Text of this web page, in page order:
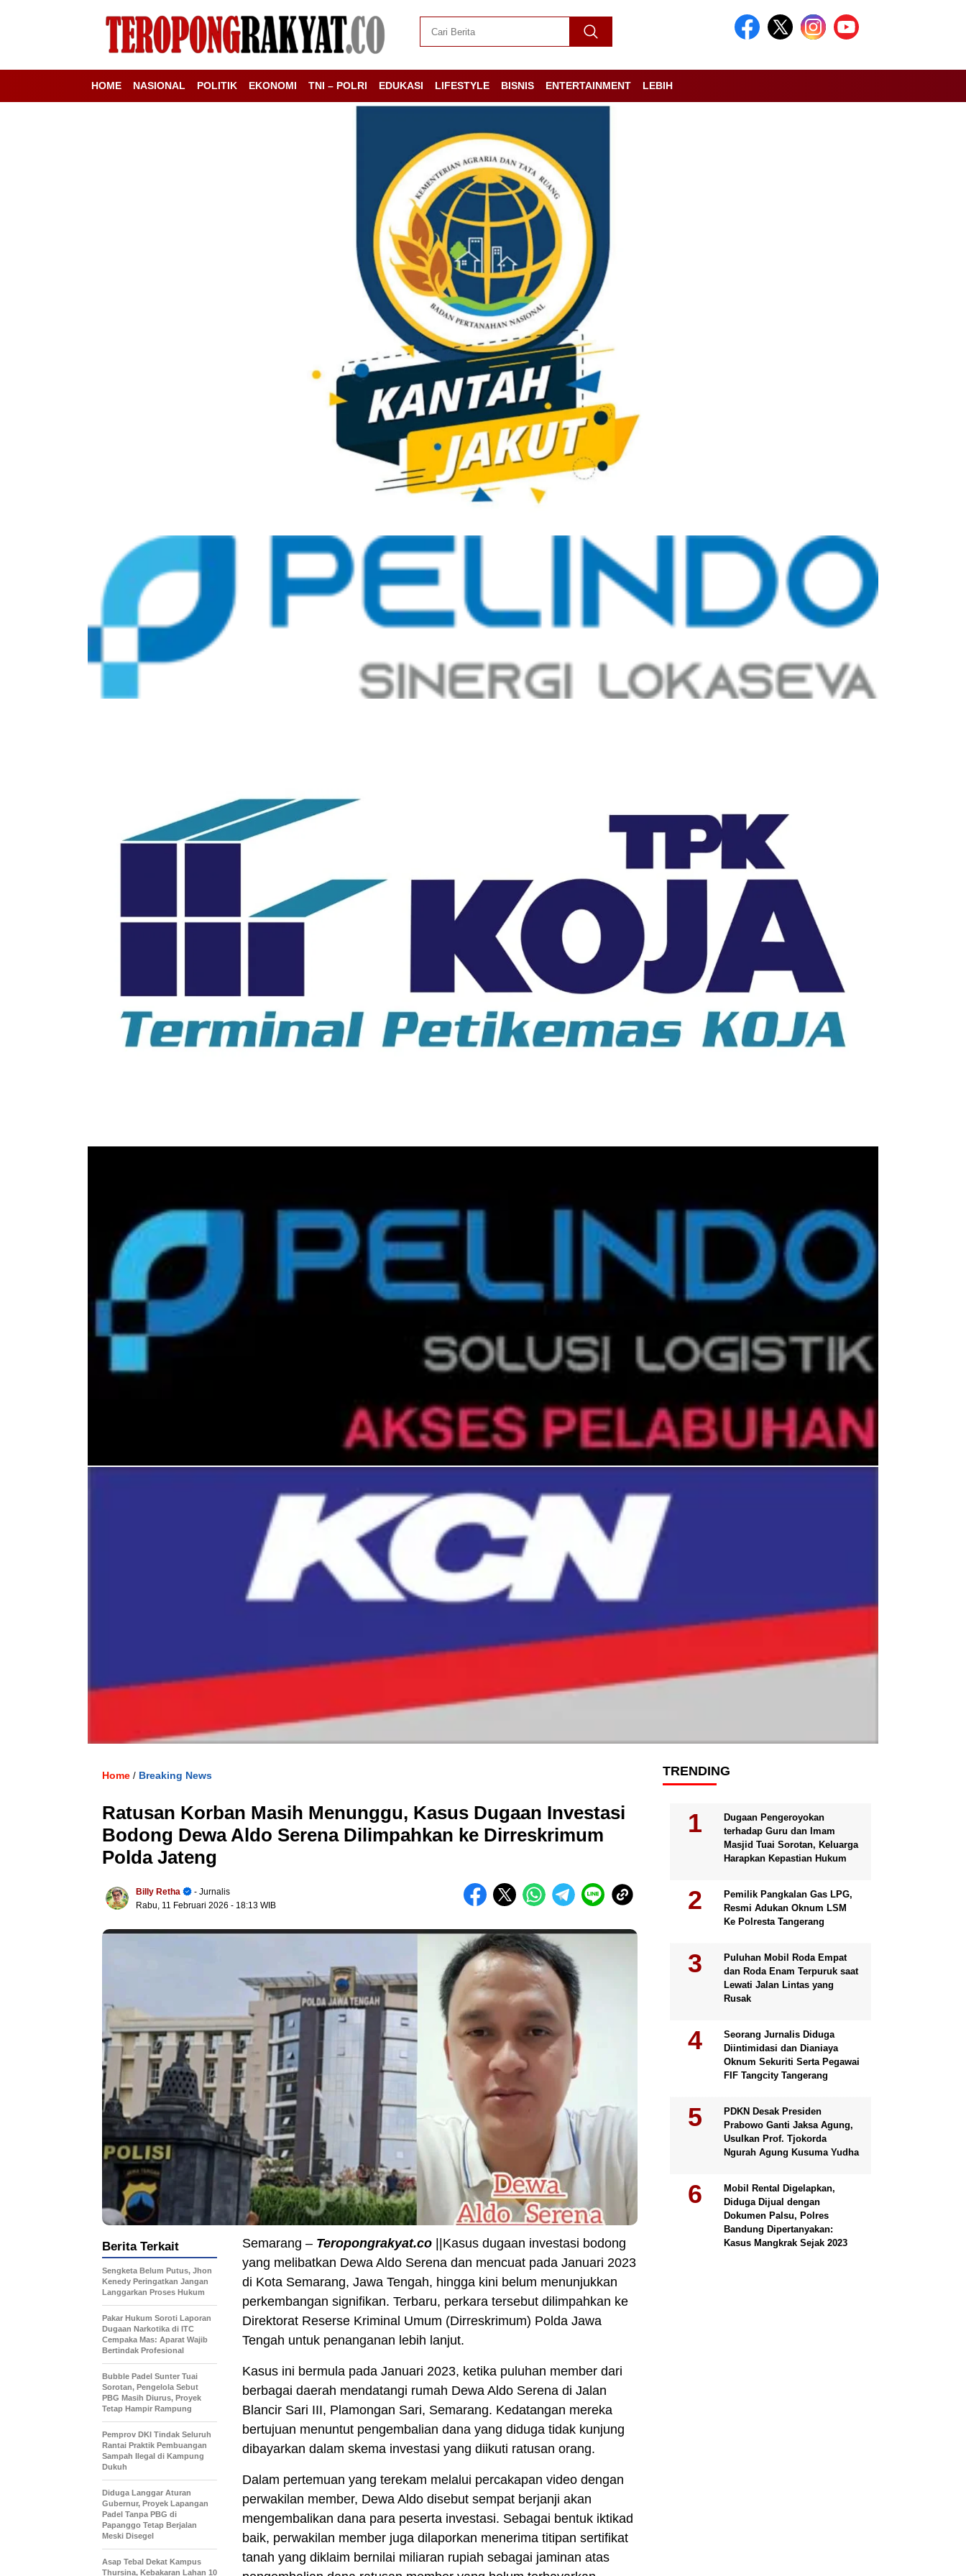
HOME NASIONAL POLITIK EKONOMI TNI – POLRI EDUKASI LIFESTYLE BISNIS ENTERTAINMENT LEBIH
Home / Breaking News
Ratusan Korban Masih Menunggu, Kasus Dugaan Investasi
Bodong Dewa Aldo Serena Dilimpahkan ke Dirreskrimum
Polda Jateng
Billy Retha
- Jurnalis
Rabu, 11 Februari 2026 - 18:13 WIB
Semarang – Teropongrakyat.co ||Kasus dugaan investasi bodong
yang melibatkan Dewa Aldo Serena dan mencuat pada Januari 2023
di Kota Semarang, Jawa Tengah, hingga kini belum menunjukkan
perkembangan signifikan. Terbaru, perkara tersebut dilimpahkan ke
Direktorat Reserse Kriminal Umum (Dirreskrimum) Polda Jawa
Tengah untuk penanganan lebih lanjut.
Kasus ini bermula pada Januari 2023, ketika puluhan member dari
berbagai daerah mendatangi rumah Dewa Aldo Serena di Jalan
Blancir Sari III, Plamongan Sari, Semarang. Kedatangan mereka
bertujuan menuntut pengembalian dana yang diduga tidak kunjung
dibayarkan dalam skema investasi yang diikuti ratusan orang.
Dalam pertemuan yang terekam melalui percakapan video dengan
perwakilan member, Dewa Aldo disebut sempat berjanji akan
mengembalikan dana para peserta investasi. Sebagai bentuk iktikad
baik, perwakilan member juga dilaporkan menerima titipan sertifikat
tanah yang diklaim bernilai miliaran rupiah sebagai jaminan atas
Berita Terkait
Sengketa Belum Putus, Jhon
Kenedy Peringatkan Jangan
Langgarkan Proses Hukum
Pakar Hukum Soroti Laporan
Dugaan Narkotika di ITC
Cempaka Mas: Aparat Wajib
Bertindak Profesional
Bubble Padel Sunter Tuai
Sorotan, Pengelola Sebut
PBG Masih Diurus, Proyek
Tetap Hampir Rampung
Pemprov DKI Tindak Seluruh
Rantai Praktik Pembuangan
Sampah Ilegal di Kampung
Dukuh
Diduga Langgar Aturan
Gubernur, Proyek Lapangan
Padel Tanpa PBG di
Papanggo Tetap Berjalan
Meski Disegel
Asap Tebal Dekat Kampus
Thursina, Kebakaran Lahan 10
TRENDING
Dugaan Pengeroyokan
terhadap Guru dan Imam
Masjid Tuai Sorotan, Keluarga
Harapkan Kepastian Hukum
Pemilik Pangkalan Gas LPG,
Resmi Adukan Oknum LSM
Ke Polresta Tangerang
Puluhan Mobil Roda Empat
dan Roda Enam Terpuruk saat
Lewati Jalan Lintas yang
Rusak
Seorang Jurnalis Diduga
Diintimidasi dan Dianiaya
Oknum Sekuriti Serta Pegawai
FIF Tangcity Tangerang
PDKN Desak Presiden
Prabowo Ganti Jaksa Agung,
Usulkan Prof. Tjokorda
Ngurah Agung Kusuma Yudha
Mobil Rental Digelapkan,
Diduga Dijual dengan
Dokumen Palsu, Polres
Bandung Dipertanyakan:
Kasus Mangkrak Sejak 2023